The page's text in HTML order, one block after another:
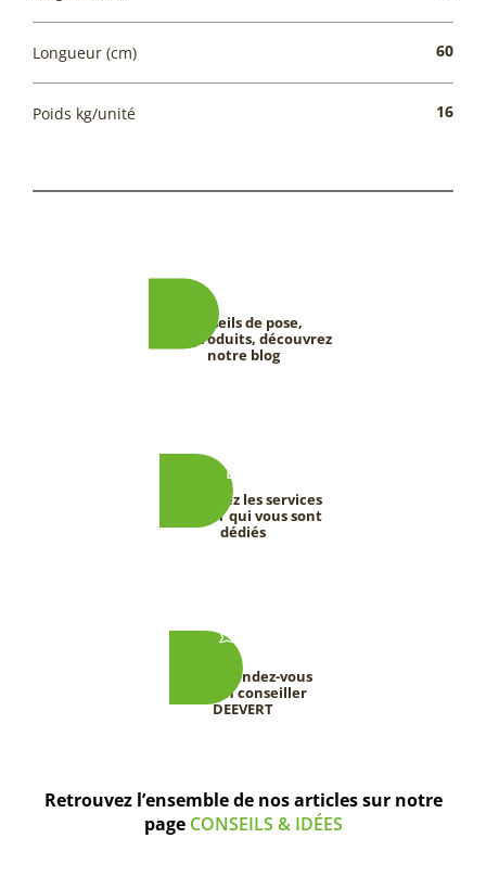
Longueur (cm) 60
Poids kg/unité 16
Conseils de pose,
tests produits, découvrez
notre blog
Découvrez les services
DEEVERT qui vous sont
dédiés
Prenez rendez-vous
avec un conseiller
DEEVERT
Retrouvez l’ensemble de nos articles sur notre
page CONSEILS & IDÉES